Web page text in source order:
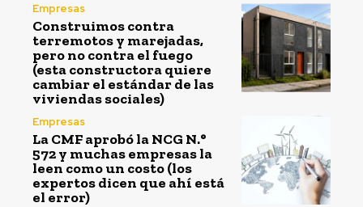
Empresas
Construimos contra
terremotos y marejadas,
pero no contra el fuego
(esta constructora quiere
cambiar el estándar de las
viviendas sociales)
Empresas
La CMF aprobó la NCG N.°
572 y muchas empresas la
leen como un costo (los
expertos dicen que ahí está
el error)